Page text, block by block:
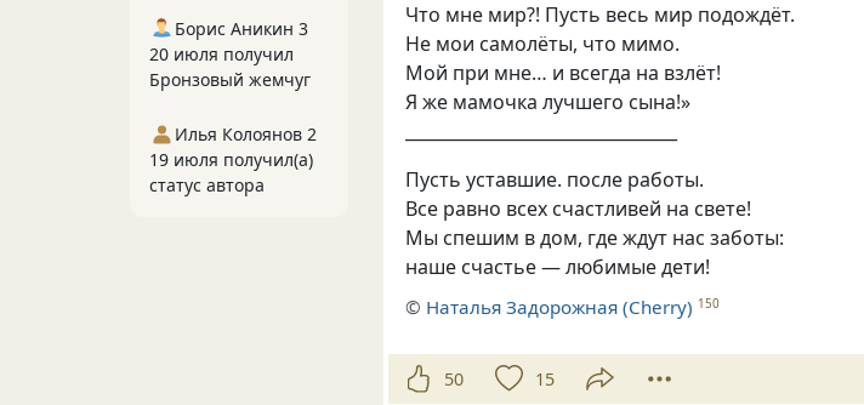
Что мне мир?! Пусть весь мир подождёт.
Не мои самолёты, что мимо.
Мой при мне… и всегда на взлёт!
Я же мамочка лучшего сына!»
Пусть уставшие. после работы.
Все равно всех счастливей на свете!
Мы спешим в дом, где ждут нас заботы:
наше счастье — любимые дети!
© Наталья Задорожная (Cherry) 150
50 15
Борис Аникин 3
20 июля получил
Бронзовый жемчуг
Илья Колоянов 2
19 июля получил(а)
статус автора